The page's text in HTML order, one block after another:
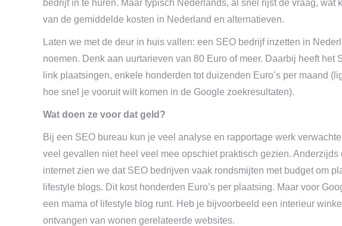
bedrijf in te huren. Maar typisch Nederlands, al snel rijst de vraag, wat
van de gemiddelde kosten in Nederland en alternatieven.
Laten we met de deur in huis vallen: een SEO bedrijf inzetten in
noemen. Denk aan uurtarieven van 80 Euro of meer. Daarbij heeft het
link plaatsingen, enkele honderden tot duizenden Euro’s per maand
hoe snel je vooruit wilt komen in de Google zoekresultaten).
Wat doen ze voor dat geld?
Bij een SEO bureau kun je veel analyse en rapportage werk
veel gevallen niet heel veel mee opschiet praktisch gezien.
internet zien we dat SEO bedrijven vaak rondsmijten met budget om
lifestyle blogs. Dit kost honderden Euro’s per plaatsing. Maar voor
een mama of lifestyle blog runt. Heb je bijvoorbeeld een interieur
ontvangen van wonen gerelateerde websites.